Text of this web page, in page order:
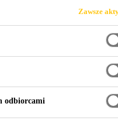
Zawsze
odbiorcami